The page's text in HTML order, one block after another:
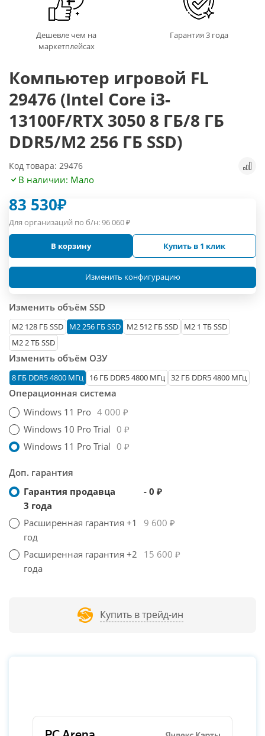
Дешевле чем на
маркетплейсах
Гарантия 3 года
Компьютер игровой FL
29476 (Intel Core i3-
13100F/RTX 3050 8 ГБ/8 ГБ
DDR5/M2 256 ГБ SSD)
Код товара: 29476
В наличии: Мало
83 530₽
Для организаций по б/н:96 060₽
В корзину Купить в 1 клик
Изменить конфигурацию
Изменить объём SSD
М2 128 ГБ SSD M2 256 ГБ SSD M2 512 ГБ SSD
M2 1 ТБ SSD
M2 2 ТБ SSD
Изменить объём ОЗУ
8 ГБ DDR5 4800 МГц 16 ГБ DDR5 4800 МГц 32 ГБ DDR5 4800 МГц
Операционная система
Windows 11 Pro 4 000 ₽
Windows 10 Pro Trial 0 ₽
Windows 11 Pro Trial 0 ₽
Доп. гарантия
Гарантия продавца
3 года
- 0 ₽
Расширенная гарантия +1
год
9 600 ₽
Расширенная гарантия +2
года
15 600 ₽
Купить в трейд-ин